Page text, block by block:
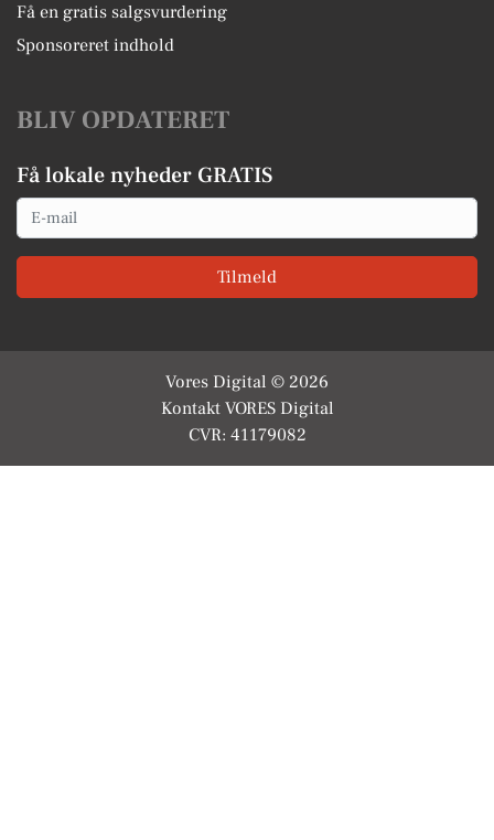
Få en gratis salgsvurdering
Sponsoreret indhold
BLIV OPDATERET
Få lokale nyheder GRATIS
Email
Tilmeld
Vores Digital © 2026
Kontakt VORES Digital
CVR: 41179082